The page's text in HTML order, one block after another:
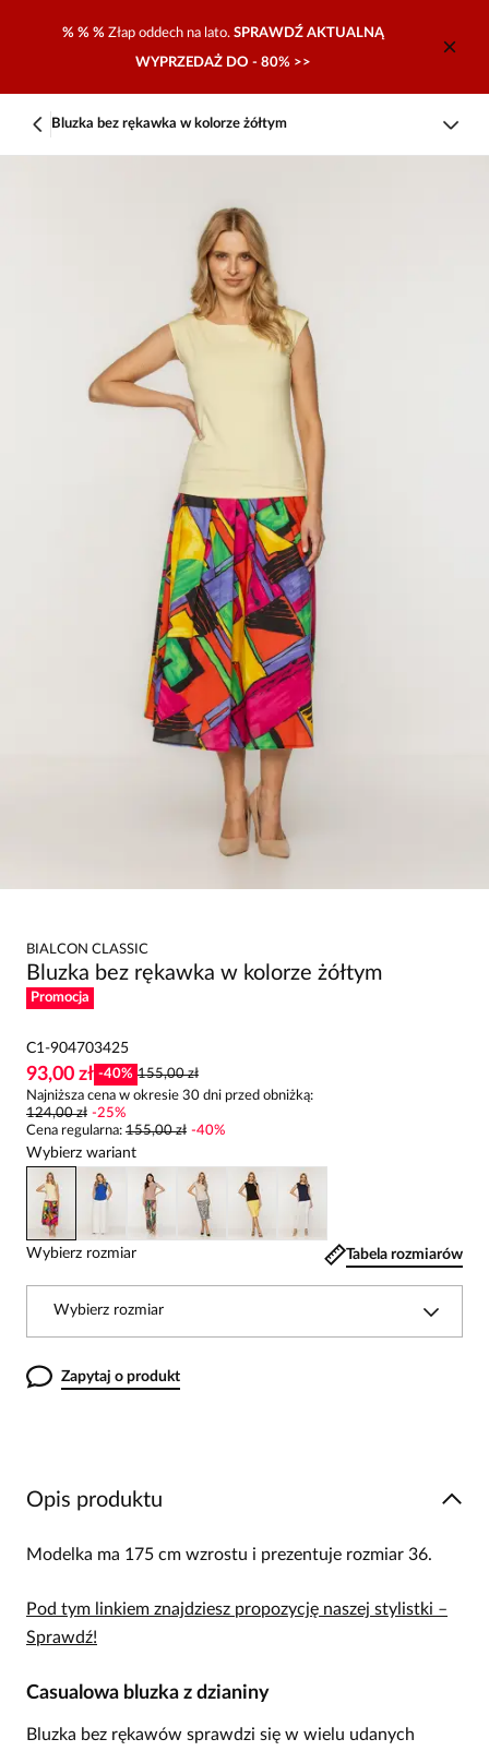
% % % Złap oddech na lato. SPRAWDŹ AKTUALNĄ
WYPRZEDAŻ DO - 80% >>
Bluzka bez rękawka w kolorze żółtym
BIALCON CLASSIC
Bluzka bez rękawka w kolorze żółtym
Promocja
C1-904703425
93,00 zł -40% 155,00 zł
Najniższa cena w okresie 30 dni przed obniżką:
124,00 zł -25%
Cena regularna: 155,00 zł -40%
Wybierz wariant
Wybierz rozmiar Tabela rozmiarów
Wybierz rozmiar
Zapytaj o produkt
Opis produktu
Modelka ma 175 cm wzrostu i prezentuje rozmiar 36.
Pod tym linkiem znajdziesz propozycję naszej stylistki –
Sprawdź!
Casualowa bluzka z dzianiny
Bluzka bez rękawów sprawdzi się w wielu udanych